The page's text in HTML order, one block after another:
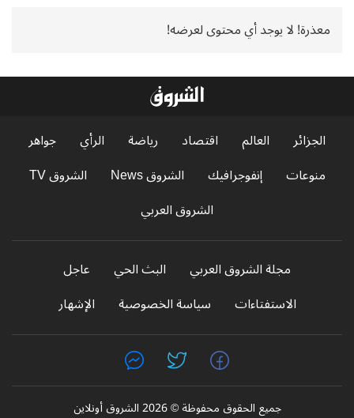
معذرة! لا يوجد أي محتوى لعرضه!
الجزائر العالم اقتصاد رياضة الرأي
جواهر
منوعات
إنفوجرافيك الشروق News
الشروق TV
الشروق العربي
مجلة الشروق العربي البث الحي
عاجل
الاستفتاءات
سياسة الخصوصية الإشهار
جميع الحقوق محفوظة © 2026 الشروق أونلاين